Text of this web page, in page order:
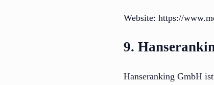
Website: https://
9.
Hanseranking GmbH